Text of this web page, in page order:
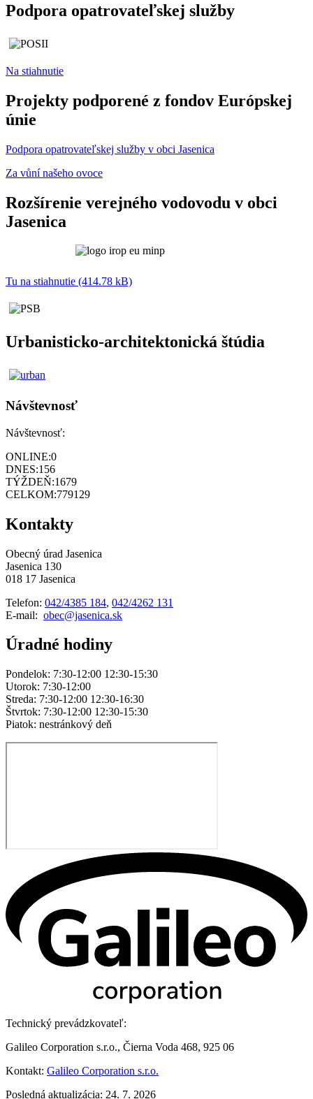
Podpora opatrovateľskej služby
Na stiahnutie
Projekty podporené z fondov Európskej
únie
Podpora opatrovateľskej služby v obci Jasenica
Za vůní našeho ovoce
Rozšírenie verejného vodovodu v obci
Jasenica
Tu na stiahnutie (414.78 kB)
Urbanisticko-architektonická štúdia
Návštevnosť
Návštevnosť:
ONLINE:0
DNES:156
TÝŽDEŇ:1679
CELKOM:779129
Kontakty
Obecný úrad Jasenica
Jasenica 130
018 17 Jasenica
Telefon: 042/4385 184, 042/4262 131
E-mail: obec@jasenica.sk
Úradné hodiny
Pondelok: 7:30-12:00 12:30-15:30
Utorok: 7:30-12:00
Streda: 7:30-12:00 12:30-16:30
Štvrtok: 7:30-12:00 12:30-15:30
Piatok: nestránkový deň
Technický prevádzkovateľ:
Galileo Corporation s.r.o., Čierna Voda 468, 925 06
Kontakt: Galileo Corporation s.r.o.
Posledná aktualizácia: 24. 7. 2026